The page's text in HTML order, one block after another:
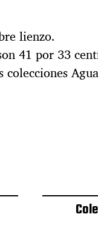
lienzo.
41 por 33